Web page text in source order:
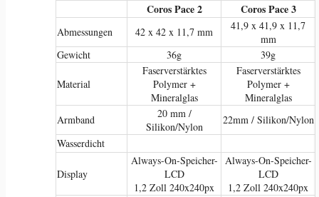
Coros Pace 2 Coros Pace 3
Abmessungen 42 x 42 x 11,7 mm
41,9 x 41,9 x 11,7
mm
Gewicht
36g 39g
Material
Faserverstärktes
Polymer +
Mineralglas
Faserverstärktes
Polymer +
Mineralglas
Armband
20 mm /
Silikon/Nylon
22mm / Silikon/Nylon
Wasserdicht
Display
Always-On-Speicher-
LCD
1,2 Zoll 240x240px
Always-On-Speicher-
LCD
1,2 Zoll 240x240px